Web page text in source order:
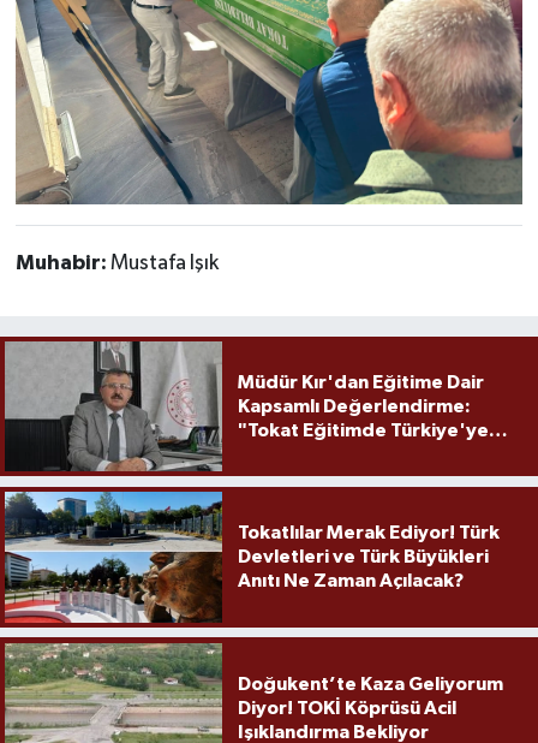
Muhabir: Mustafa Işık
Müdür Kır'dan Eğitime Dair
Kapsamlı Değerlendirme:
"Tokat Eğitimde Türkiye'ye
Tokatlılar Merak Ediyor! Türk
Devletleri ve Türk Büyükleri
Anıtı Ne Zaman Açılacak?
Doğukent’te Kaza Geliyorum
Diyor! TOKİ Köprüsü Acil
Işıklandırma Bekliyor